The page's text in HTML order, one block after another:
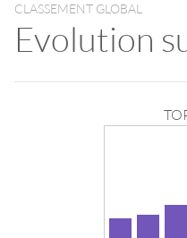
CLASSEMENT GLOBAL
Evolution